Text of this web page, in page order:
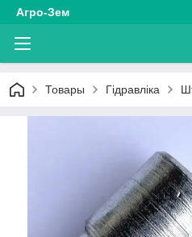
Агро-Зем
Товары Гідравліка